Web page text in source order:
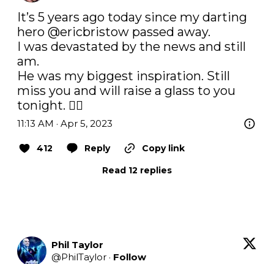
It’s 5 years ago today since my darting
hero @ericbristow passed away.
I was devastated by the news and still
am.
He was my biggest inspiration. Still
miss you and will raise a glass to you
tonight. 👍🏼
11:13 AM · Apr 5, 2023
412 Reply
Copy link
Read 12 replies
Phil Taylor
@PhilTaylor · Follow